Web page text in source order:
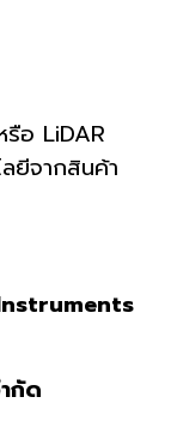
รือ LiDAR
ลยีจากสินค้า
กัด